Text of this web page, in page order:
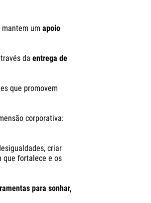
mantem umapoio
daentrega de
que promovem
corporativa:
criar
que fortalece e os
para sonhar,